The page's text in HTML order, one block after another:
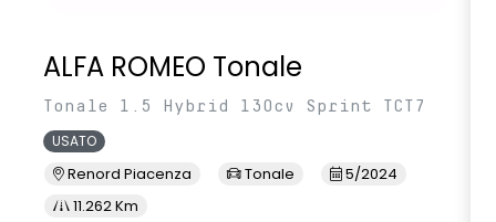
volante multifunzione in ecopelle
ALFA ROMEO Tonale
Tonale 1.5 Hybrid 130cv Sprint TCT7
USATO
Renord Piacenza Tonale
5/2024
11.262 Km